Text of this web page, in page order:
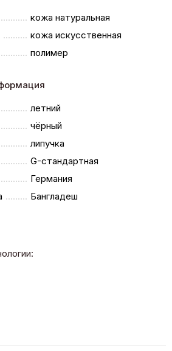
кожа натуральная
кожа искусственная
полимер
летний
чёрный
липучка
G-стандартная
Германия
Бангладеш